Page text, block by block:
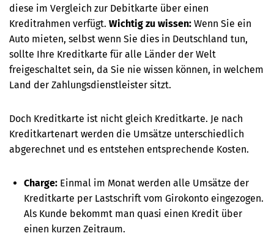
diese im Vergleich zur Debitkarte über einen
Kreditrahmen verfügt. Wichtig zu wissen: Wenn Sie ein
Auto mieten, selbst wenn Sie dies in Deutschland tun,
sollte Ihre Kreditkarte für alle Länder der Welt
freigeschaltet sein, da Sie nie wissen können, in welchem
Land der Zahlungsdienstleister sitzt.
Doch Kreditkarte ist nicht gleich Kreditkarte. Je nach
Kreditkartenart werden die Umsätze unterschiedlich
abgerechnet und es entstehen entsprechende Kosten.
Charge: Einmal im Monat werden alle Umsätze der
Kreditkarte per Last­schrift vom Giro­konto eingezogen.
Als Kunde bekommt man quasi einen Kredit über
einen kurzen Zeitraum.